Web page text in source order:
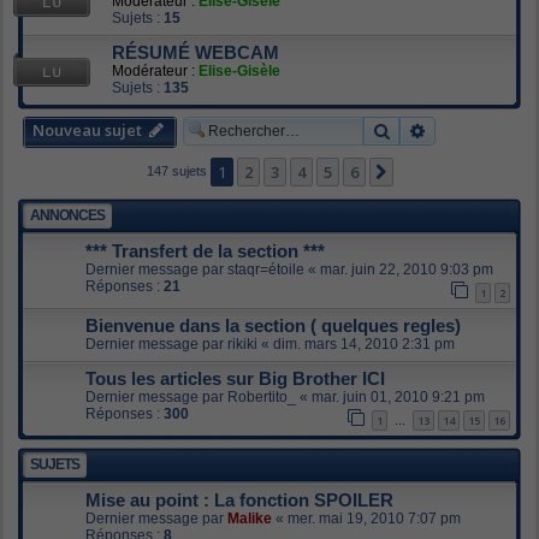
Sujets : 15
RÉSUMÉ WEBCAM
Modérateur : Elise-Gisèle
Sujets : 135
Nouveau sujet Rechercher
147 sujets 1 2 3 4 5 6
ANNONCES
*** Transfert de la section ***
Dernier message par staqr=étoile « mar. juin 22, 2010 9:03 pm
Réponses : 21 1 2
Bienvenue dans la section ( quelques regles)
Dernier message par rikiki « dim. mars 14, 2010 2:31 pm
Tous les articles sur Big Brother ICI
Dernier message par Robertito_ « mar. juin 01, 2010 9:21 pm
Réponses : 300 1 … 13 14 15 16
SUJETS
Mise au point : La fonction SPOILER
Dernier message par Malike « mer. mai 19, 2010 7:07 pm
Réponses : 8